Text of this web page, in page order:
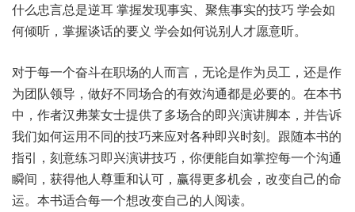
什么忠言总是逆耳 掌握发现事实、聚焦事实的技巧 学会如
何倾听，掌握谈话的要义 学会如何说别人才愿意听。
对于每一个奋斗在职场的人而言，无论是作为员工，还是作
为团队领导，做好不同场合的有效沟通都是必要的。在本书
中，作者汉弗莱女士提供了多场合的即兴演讲脚本，并告诉
我们如何运用不同的技巧来应对各种即兴时刻。跟随本书的
指引，刻意练习即兴演讲技巧，你便能自如掌控每一个沟通
瞬间，获得他人尊重和认可，赢得更多机会，改变自己的命
运。本书适合每一个想改变自己的人阅读。